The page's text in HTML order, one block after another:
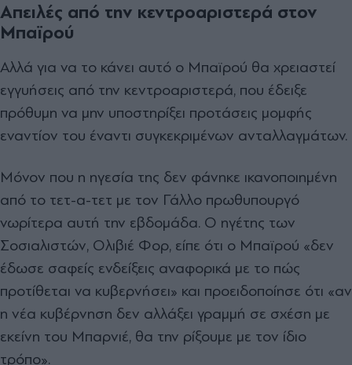
Απειλές από την κεντροαριστερά στον
Μπαϊρού
Αλλά για να το κάνει αυτό ο Μπαϊρού θα χρειαστεί
εγγυήσεις από την κεντροαριστερά, που έδειξε
πρόθυμη να μην υποστηρίξει προτάσεις μομφής
εναντίον του έναντι συγκεκριμένων ανταλλαγμάτων.
Μόνον που η ηγεσία της δεν φάνηκε ικανοποιημένη
από το τετ-α-τετ με τον Γάλλο πρωθυπουργό
νωρίτερα αυτή την εβδομάδα. Ο ηγέτης των
Σοσιαλιστών, Ολιβιέ Φορ, είπε ότι ο Μπαϊρού «δεν
έδωσε σαφείς ενδείξεις αναφορικά με το πώς
προτίθεται να κυβερνήσει» και προειδοποίησε ότι «αν
η νέα κυβέρνηση δεν αλλάξει γραμμή σε σχέση με
εκείνη του Μπαρνιέ, θα την ρίξουμε με τον ίδιο
τρόπο».